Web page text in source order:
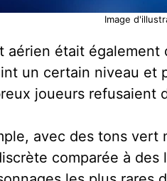
Image
aérien était
un certain niveau et
joueurs refusaient
avec des tons
comparée à